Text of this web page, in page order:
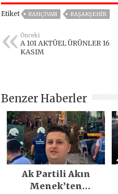
Etiket BAHÇIVAN BAŞAKŞEHIR
Önceki
A 101 AKTÜEL ÜRÜNLER 16
KASIM
Benzer Haberler
Ak Partili Akın
Menek’ten